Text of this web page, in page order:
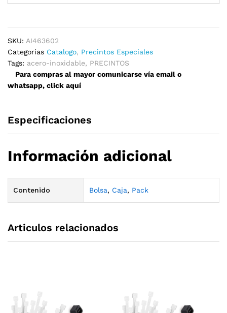
Inoxidable
x
360mm
quantity
SKU: AI463602
Categorías Catalogo, Precintos Especiales
Tags: acero-inoxidable, PRECINTOS
Para compras al mayor comunicarse vía email o
whatsapp, click aquí
Especificaciones
Información adicional
Contenido Bolsa, Caja, Pack
Articulos relacionados